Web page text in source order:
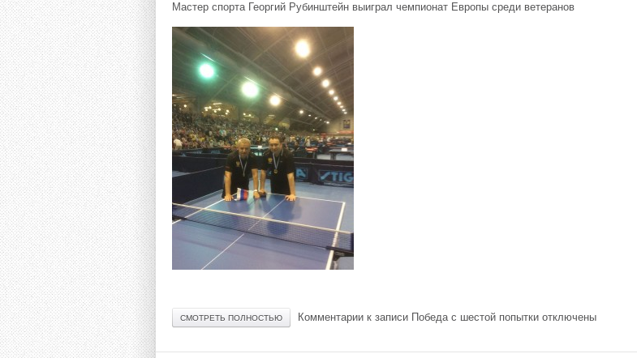
Мастер спорта Георгий Рубинштейн выиграл чемпионат Европы среди ветеранов
СМОТРЕТЬ ПОЛНОСТЬЮ Комментарии к записи Победа с шестой попытки отключены